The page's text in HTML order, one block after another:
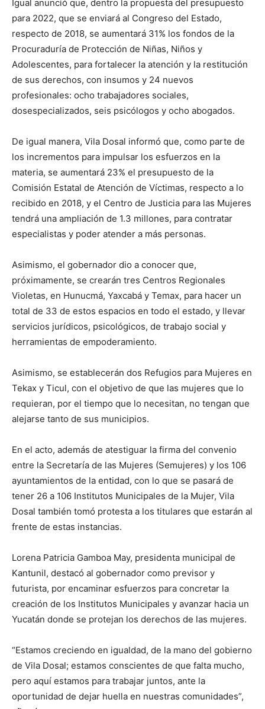
Igual anunció que, dentro la propuesta del presupuesto
para 2022, que se enviará al Congreso del Estado,
respecto de 2018, se aumentará 31% los fondos de la
Procuraduría de Protección de Niñas, Niños y
Adolescentes, para fortalecer la atención y la restitución
de sus derechos, con insumos y 24 nuevos
profesionales: ocho trabajadores sociales,
dosespecializados, seis psicólogos y ocho abogados.
De igual manera, Vila Dosal informó que, como parte de
los incrementos para impulsar los esfuerzos en la
materia, se aumentará 23% el presupuesto de la
Comisión Estatal de Atención de Víctimas, respecto a lo
recibido en 2018, y el Centro de Justicia para las Mujeres
tendrá una ampliación de 1.3 millones, para contratar
especialistas y poder atender a más personas.
Asimismo, el gobernador dio a conocer que,
próximamente, se crearán tres Centros Regionales
Violetas, en Hunucmá, Yaxcabá y Temax, para hacer un
total de 33 de estos espacios en todo el estado, y llevar
servicios jurídicos, psicológicos, de trabajo social y
herramientas de empoderamiento.
Asimismo, se establecerán dos Refugios para Mujeres en
Tekax y Ticul, con el objetivo de que las mujeres que lo
requieran, por el tiempo que lo necesitan, no tengan que
alejarse tanto de sus municipios.
En el acto, además de atestiguar la firma del convenio
entre la Secretaría de las Mujeres (Semujeres) y los 106
ayuntamientos de la entidad, con lo que se pasará de
tener 26 a 106 Institutos Municipales de la Mujer, Vila
Dosal también tomó protesta a los titulares que estarán al
frente de estas instancias.
Lorena Patricia Gamboa May, presidenta municipal de
Kantunil, destacó al gobernador como previsor y
futurista, por encaminar esfuerzos para concretar la
creación de los Institutos Municipales y avanzar hacia un
Yucatán donde se protejan los derechos de las mujeres.
“Estamos creciendo en igualdad, de la mano del gobierno
de Vila Dosal; estamos conscientes de que falta mucho,
pero aquí estamos para trabajar juntos, ante la
oportunidad de dejar huella en nuestras comunidades”,